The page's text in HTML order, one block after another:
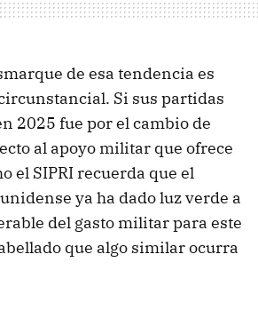
de esa tendencia es
Si sus partidas
2025 fue por el cambio de
al apoyo militar que ofrece
el SIPRI recuerda que el
ya ha dado luz verde a
del gasto militar para este
que algo similar ocurra